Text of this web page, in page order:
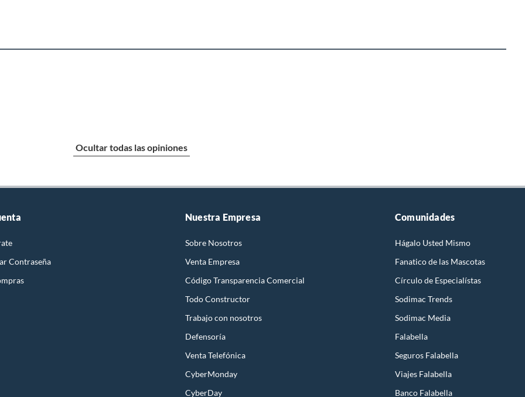
Ocultar todas las opiniones
Contraseña
Nuestra Empresa
Sobre Nosotros
Venta Empresa
Código Transparencia Comercial
Todo Constructor
Trabajo con nosotros
Defensoría
Venta Telefónica
CyberMonday
CyberDay
Comunidades
Hágalo Usted Mismo
Fanatico de las Mascotas
Círculo de Especialístas
Sodimac Trends
Sodimac Media
Falabella
Seguros Falabella
Viajes Falabella
Banco Falabella